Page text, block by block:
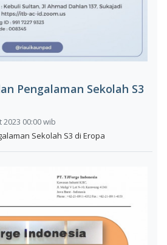
Pengalaman Sekolah S3
00:00 wib
Sekolah S3 di Eropa